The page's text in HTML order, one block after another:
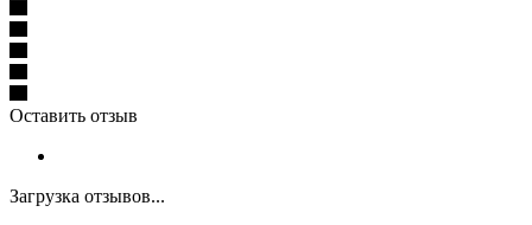
Оставить отзыв
Загрузка отзывов...